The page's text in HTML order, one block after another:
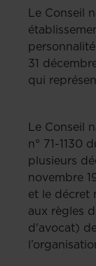
Le Conseil
31
qui
Le Conseil
n° 71-1130
plusieurs
novembre
et le décret
aux règles
d'avocat)